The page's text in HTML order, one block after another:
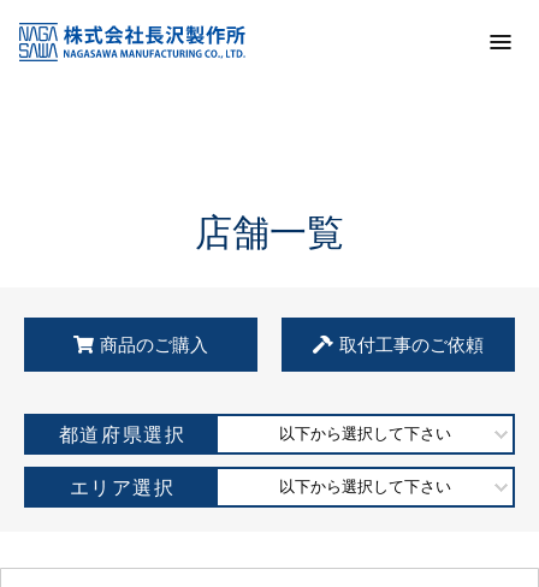
KSS加盟店・取扱店情報
店舗一覧
店舗一覧
商品のご購入 取付工事のご依頼
都道府県選択 以下から選択して下さい
エリア選択 以下から選択して下さい